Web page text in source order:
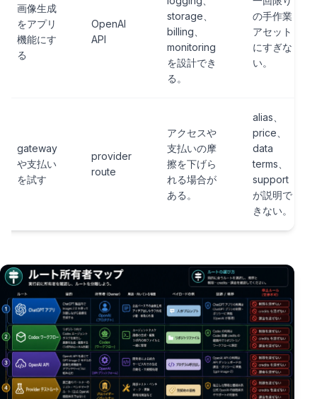
画像生成
をアプリ
機能にす
る
OpenAI
API
storage、
billing、
monitoring
を設計でき
る。
の手作業
アセット
にすぎな
い。
gateway
や支払い
を試す
provider
route
アクセスや
支払いの摩
擦を下げら
れる場合が
ある。
alias、
price、
data
terms、
support
が説明で
きない。